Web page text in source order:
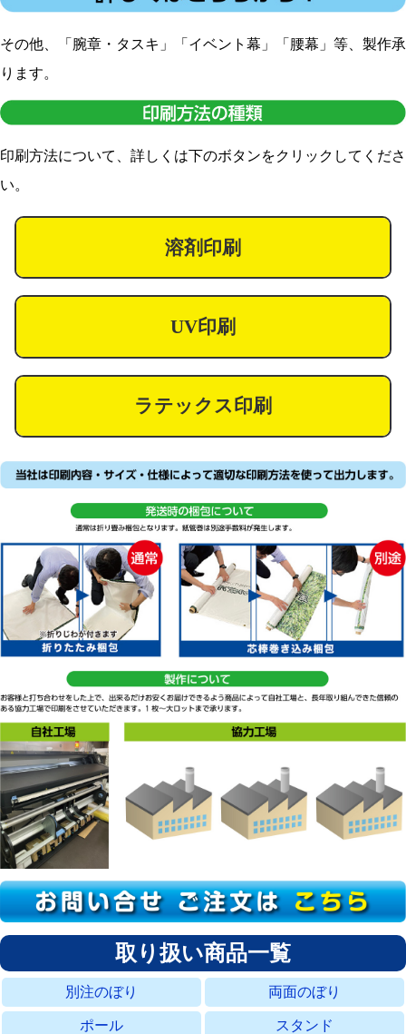
その他、「腕章・タスキ」「イベント幕」「腰幕」等、製作承
ります。
印刷方法について、詳しくは下のボタンをクリックしてくださ
い。
溶剤印刷
UV印刷
ラテックス印刷
取り扱い商品一覧
別注のぼり 両面のぼり
ポール スタンド